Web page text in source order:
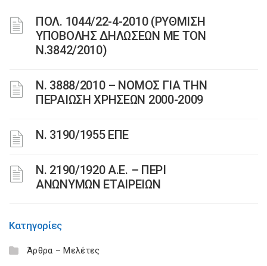
ΠΟΛ. 1044/22-4-2010 (ΡΥΘΜΙΣΗ
ΥΠΟΒΟΛΗΣ ΔΗΛΩΣΕΩΝ ΜΕ ΤΟΝ
Ν.3842/2010)
Ν. 3888/2010 – ΝΟΜΟΣ ΓΙΑ ΤΗΝ
ΠΕΡΑΙΩΣΗ ΧΡΗΣΕΩΝ 2000-2009
Ν. 3190/1955 ΕΠΕ
Ν. 2190/1920 Α.Ε. – ΠΕΡΙ
ΑΝΩΝΥΜΩΝ ΕΤΑΙΡΕΙΩΝ
Κατηγορίες
Άρθρα – Μελέτες